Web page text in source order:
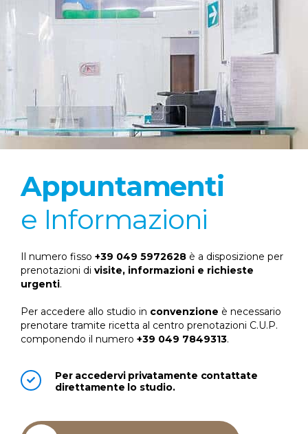
Appuntamenti
e Informazioni
Il numero fisso +39 049 5972628 è a disposizione per
prenotazioni di visite, informazioni e richieste
urgenti.
Per accedere allo studio in convenzione è necessario
prenotare tramite ricetta al centro prenotazioni C.U.P.
componendo il numero +39 049 7849313.
Per accedervi privatamente contattate
direttamente lo studio.